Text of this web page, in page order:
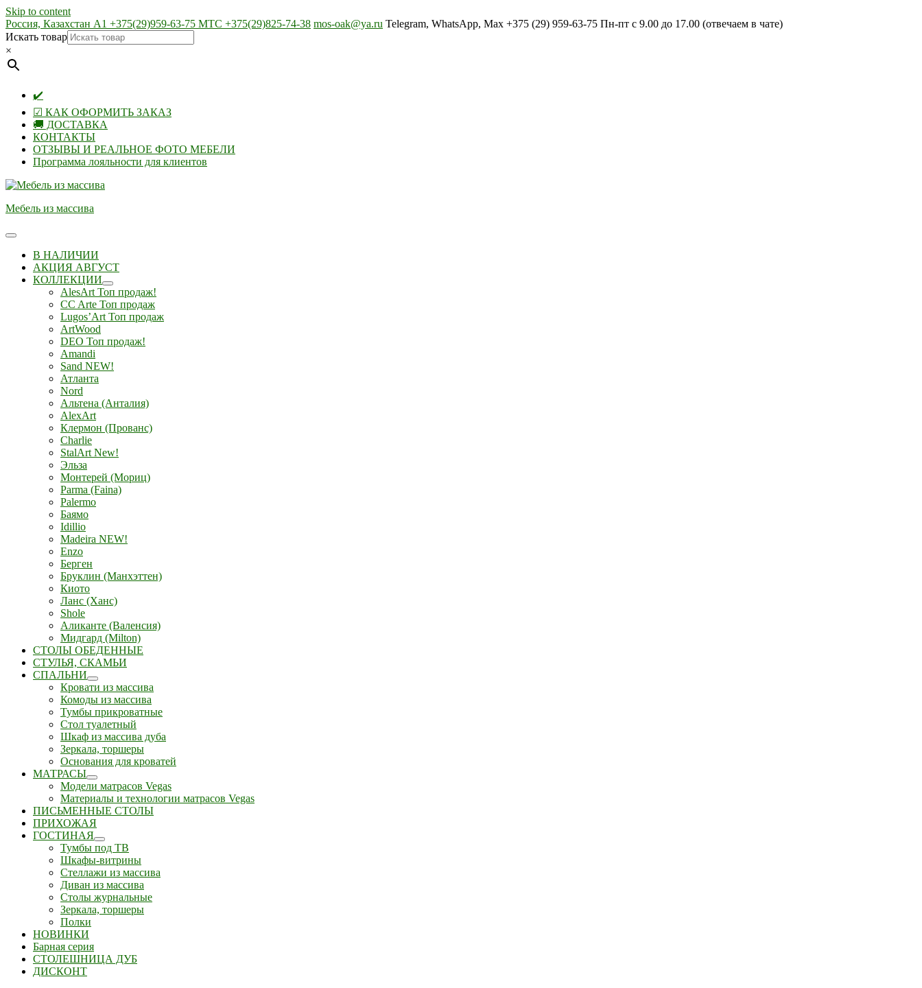
Skip to content
Россия, Казахстан А1 +375(29)959-63-75 МТС +375(29)825-74-38 mos-oak@ya.ru Telegram, WhatsApp, Max +375 (29) 959-63-75 Пн-пт с 9.00 до 17.00 (отвечаем в чате)
Искать товар
×
✔️
☑ КАК ОФОРМИТЬ ЗАКАЗ
🚚 ДОСТАВКА
КОНТАКТЫ
ОТЗЫВЫ И РЕАЛЬНОЕ ФОТО МЕБЕЛИ
Программа лояльности для клиентов
Мебель из массива
В НАЛИЧИИ
АКЦИЯ АВГУСТ
КОЛЛЕКЦИИ
AlesArt Топ продаж!
CC Arte Топ продаж
Lugos’Art Топ продаж
ArtWood
DEO Топ продаж!
Amandi
Sand NEW!
Атланта
Nord
Альтена (Анталия)
AlexArt
Клермон (Прованс)
Charlie
StalArt New!
Эльза
Монтерей (Мориц)
Parma (Faina)
Palermo
Баямо
Idillio
Madeira NEW!
Enzo
Берген
Бруклин (Манхэттен)
Киото
Ланс (Ханс)
Shole
Аликанте (Валенсия)
Мидгард (Milton)
СТОЛЫ ОБЕДЕННЫЕ
СТУЛЬЯ, СКАМЬИ
СПАЛЬНИ
Кровати из массива
Комоды из массива
Тумбы прикроватные
Стол туалетный
Шкаф из массива дуба
Зеркала, торшеры
Основания для кроватей
МАТРАСЫ
Модели матрасов Vegas
Материалы и технологии матрасов Vegas
ПИСЬМЕННЫЕ СТОЛЫ
ПРИХОЖАЯ
ГОСТИНАЯ
Тумбы под ТВ
Шкафы-витрины
Стеллажи из массива
Диван из массива
Столы журнальные
Зеркала, торшеры
Полки
НОВИНКИ
Барная серия
СТОЛЕШНИЦА ДУБ
ДИСКОНТ